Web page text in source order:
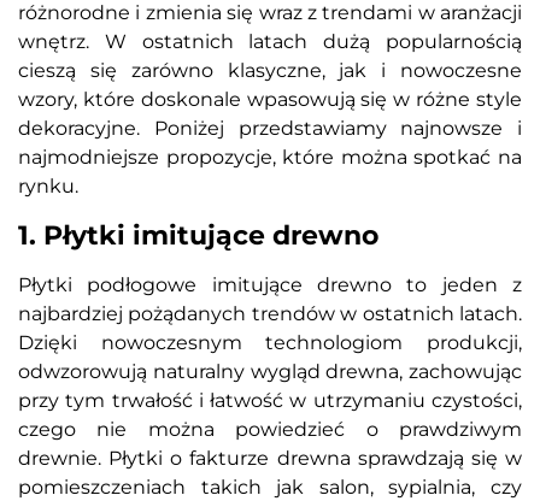
różnorodne i zmienia się wraz z trendami w aranżacji
wnętrz. W ostatnich latach dużą popularnością
cieszą się zarówno klasyczne, jak i nowoczesne
wzory, które doskonale wpasowują się w różne style
dekoracyjne. Poniżej przedstawiamy najnowsze i
najmodniejsze propozycje, które można spotkać na
rynku.
1. Płytki imitujące drewno
Płytki podłogowe imitujące drewno to jeden z
najbardziej pożądanych trendów w ostatnich latach.
Dzięki nowoczesnym technologiom produkcji,
odwzorowują naturalny wygląd drewna, zachowując
przy tym trwałość i łatwość w utrzymaniu czystości,
czego nie można powiedzieć o prawdziwym
drewnie. Płytki o fakturze drewna sprawdzają się w
pomieszczeniach takich jak salon, sypialnia, czy